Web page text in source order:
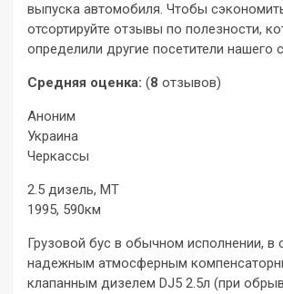
выпуска автомобиля. Чтобы
отсортируйте отзывы по полезности,
определили другие посетители нашего
Средняя оценка: (8 отзывов)
Аноним
Украина
Черкассы
2.5 дизель, MT
1995, 590км
Грузовой бус в обычном исполнении, в
надежным атмосферным
клапанным дизелем DJ5 2.5л (при